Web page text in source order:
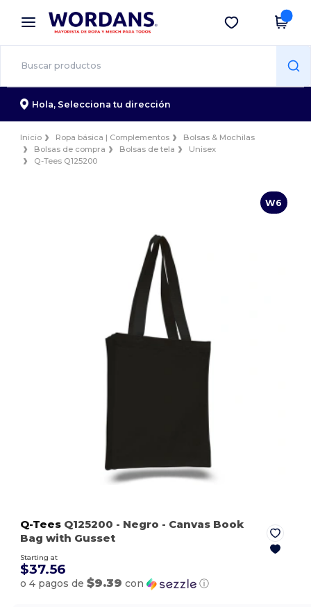
× App de Wordans
¡Mejores precios en app!
Descargar app
Hola, Selecciona tu dirección
Inicio Ropa básica | Complementos
Bolsas & Mochilas
Bolsas de compra
Bolsas de tela
Unisex
Q-Tees Q125200
W6
Q-Tees Q125200 - Negro - Canvas Book
Bag with Gusset
Starting at
$37.56
o 4 pagos de$9.39 con ⓘ